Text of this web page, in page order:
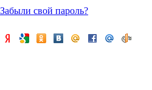
Забыли свой пароль?